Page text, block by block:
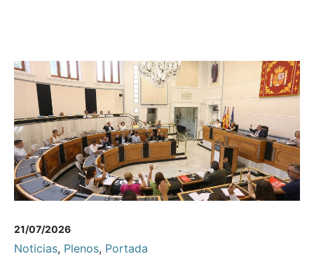
21/07/2026
Noticias, Plenos, Portada